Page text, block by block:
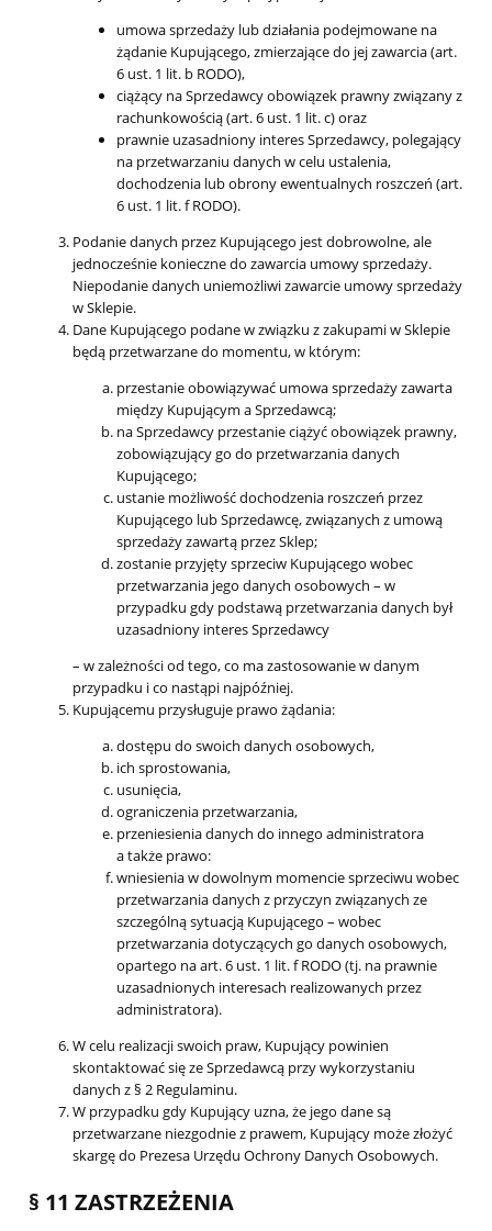
umowa sprzedaży lub działania podejmowane na
żądanie Kupującego, zmierzające do jej zawarcia (art.
6 ust. 1 lit. b RODO),
ciążący na Sprzedawcy obowiązek prawny związany z
rachunkowością (art. 6 ust. 1 lit. c) oraz
prawnie uzasadniony interes Sprzedawcy, polegający
na przetwarzaniu danych w celu ustalenia,
dochodzenia lub obrony ewentualnych roszczeń (art.
6 ust. 1 lit. f RODO).
Podanie danych przez Kupującego jest dobrowolne, ale
jednocześnie konieczne do zawarcia umowy sprzedaży.
Niepodanie danych uniemożliwi zawarcie umowy sprzedaży
w Sklepie.
Dane Kupującego podane w związku z zakupami w Sklepie
będą przetwarzane do momentu, w którym:
przestanie obowiązywać umowa sprzedaży zawarta
między Kupującym a Sprzedawcą;
na Sprzedawcy przestanie ciążyć obowiązek prawny,
zobowiązujący go do przetwarzania danych
Kupującego;
ustanie możliwość dochodzenia roszczeń przez
Kupującego lub Sprzedawcę, związanych z umową
sprzedaży zawartą przez Sklep;
zostanie przyjęty sprzeciw Kupującego wobec
przetwarzania jego danych osobowych – w
przypadku gdy podstawą przetwarzania danych był
uzasadniony interes Sprzedawcy
– w zależności od tego, co ma zastosowanie w danym
przypadku i co nastąpi najpóźniej.
Kupującemu przysługuje prawo żądania:
dostępu do swoich danych osobowych,
ich sprostowania,
usunięcia,
ograniczenia przetwarzania,
przeniesienia danych do innego administratora
a także prawo:
wniesienia w dowolnym momencie sprzeciwu wobec
przetwarzania danych z przyczyn związanych ze
szczególną sytuacją Kupującego – wobec
przetwarzania dotyczących go danych osobowych,
opartego na art. 6 ust. 1 lit. f RODO (tj. na prawnie
uzasadnionych interesach realizowanych przez
administratora).
W celu realizacji swoich praw, Kupujący powinien
skontaktować się ze Sprzedawcą przy wykorzystaniu
danych z § 2 Regulaminu.
W przypadku gdy Kupujący uzna, że jego dane są
przetwarzane niezgodnie z prawem, Kupujący może złożyć
skargę do Prezesa Urzędu Ochrony Danych Osobowych.
§ 11 ZASTRZEŻENIA